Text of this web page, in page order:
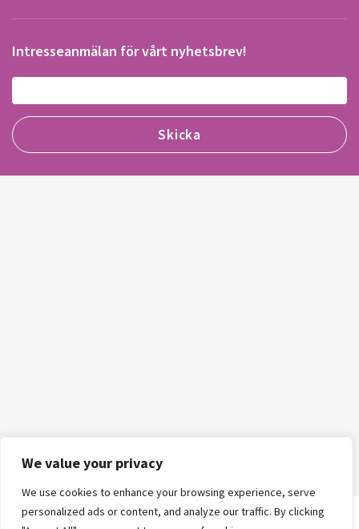
We value your privacy
We use cookies to enhance your browsing experience, serve
personalized ads or content, and analyze our traffic. By clicking
Intresseanmälan för vårt nyhetsbrev!